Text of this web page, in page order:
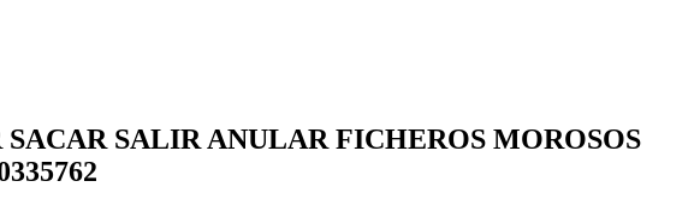
SALIR ANULAR FICHEROS MOROSOS